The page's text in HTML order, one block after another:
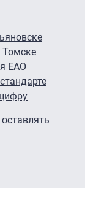
ЕАО